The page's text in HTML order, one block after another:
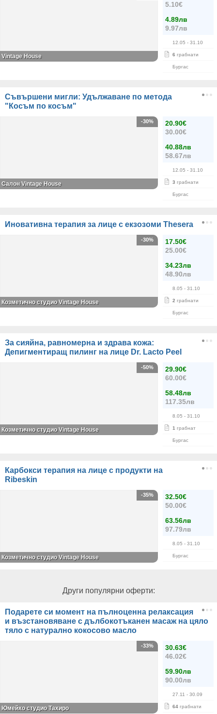
5.10€
4.89лв
9.97лв
12.05 - 31.10
6 грабнати
Бургас
Vintage House
Съвършени мигли: Удължаване по метода
"Косъм по косъм"
20.90€
30.00€
40.88лв
58.67лв
12.05 - 31.10
3 грабнати
Бургас
-30%
Салон Vintage House
Иновативна терапия за лице с екзозоми Thesera
17.50€
25.00€
34.23лв
48.90лв
8.05 - 31.10
2 грабнати
Бургас
-30%
Козметично студио Vintage House
За сияйна, равномерна и здрава кожа:
Депигментиращ пилинг на лице Dr. Lacto Peel
29.90€
60.00€
58.48лв
117.35лв
8.05 - 31.10
1 грабнат
Бургас
-50%
Козметично студио Vintage House
Карбокси терапия на лице с продукти на
Ribeskin
32.50€
50.00€
63.56лв
97.79лв
8.05 - 31.10
Бургас
-35%
Козметично студио Vintage House
Други популярни оферти:
Подарете си момент на пълноценна релаксация
и възстановяване с дълбокотъканен масаж на цяло
тяло с натурално кокосово масло
30.63€
46.02€
59.90лв
90.00лв
27.11 - 30.09
64 грабнати
-33%
Юмейхо студио Тахиро